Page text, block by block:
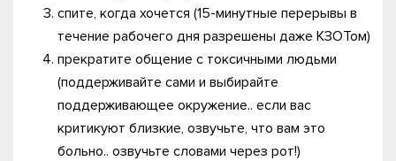
спите, когда хочется (15-минутные перерывы в
течение рабочего дня разрешены даже КЗОТом)
прекратите общение с токсичными людьми
(поддерживайте сами и выбирайте
поддерживающее окружение.. если вас
критикуют близкие, озвучьте, что вам это
больно.. озвучьте словами через рот!)